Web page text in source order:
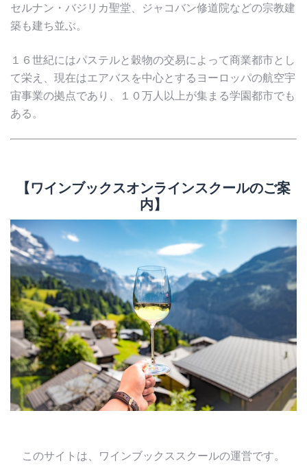
セルナン・バジリカ聖堂、ジャコバン修道院などの宗教建
築も建ち並ぶ。
１６世紀にはパステルと穀物の交易によって商業都市とし
て栄え、現在はエアバスを中心とするヨーロッパの航空宇
宙事業の拠点であり、１０万人以上が集まる学園都市でも
ある。
【ワインブックスオンラインスクールのご案
内】
このサイトは、ワインブックススクールの運営です。